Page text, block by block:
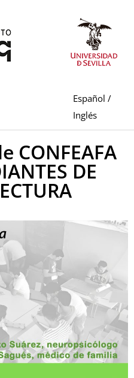
Español /
Inglés
CONFEAFA
DE